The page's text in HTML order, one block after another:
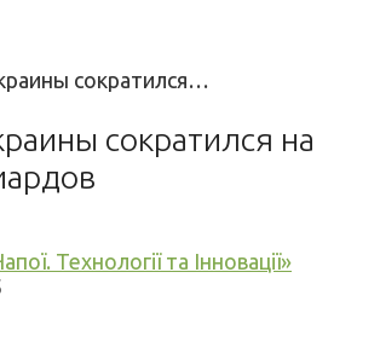
сократился…
сократился на
Технології та Інновації»